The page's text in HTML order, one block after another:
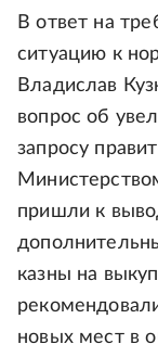
В ответ на
ситуацию к
Владислав
вопрос об
запросу
пришли к
казны на
новых мест в